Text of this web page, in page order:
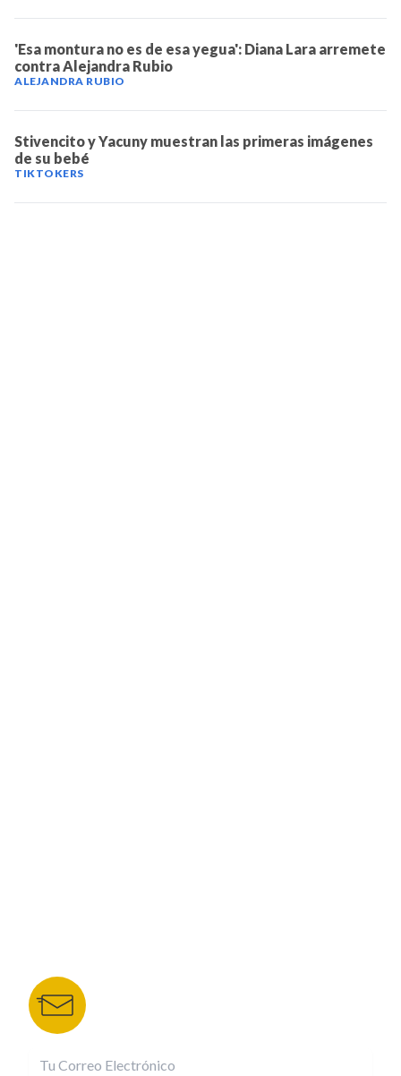
'Esa montura no es de esa yegua': Diana Lara arremete
contra Alejandra Rubio
ALEJANDRA RUBIO
Stivencito y Yacuny muestran las primeras imágenes
de su bebé
TIKTOKERS